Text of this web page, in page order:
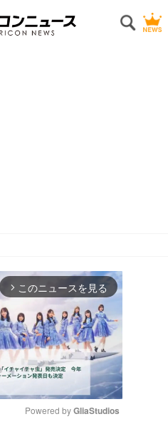
arrow_forward_ios このニュースを見る
Powered by GliaStudios